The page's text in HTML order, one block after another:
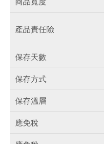
產品責任險
保存天數
保存方式
保存溫層
應免稅